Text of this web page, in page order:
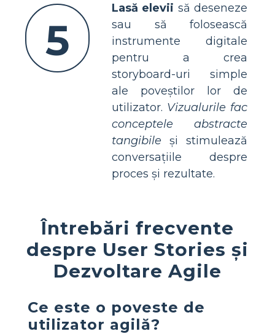
5
Lasă elevii să deseneze
sau să folosească
instrumente digitale
pentru a crea
storyboard-uri simple
ale poveștilor lor de
utilizator. Vizualurile fac
conceptele abstracte
tangibile și stimulează
conversațiile despre
proces și rezultate.
Întrebări frecvente
despre User Stories și
Dezvoltare Agile
Ce este o poveste de
utilizator agilă?